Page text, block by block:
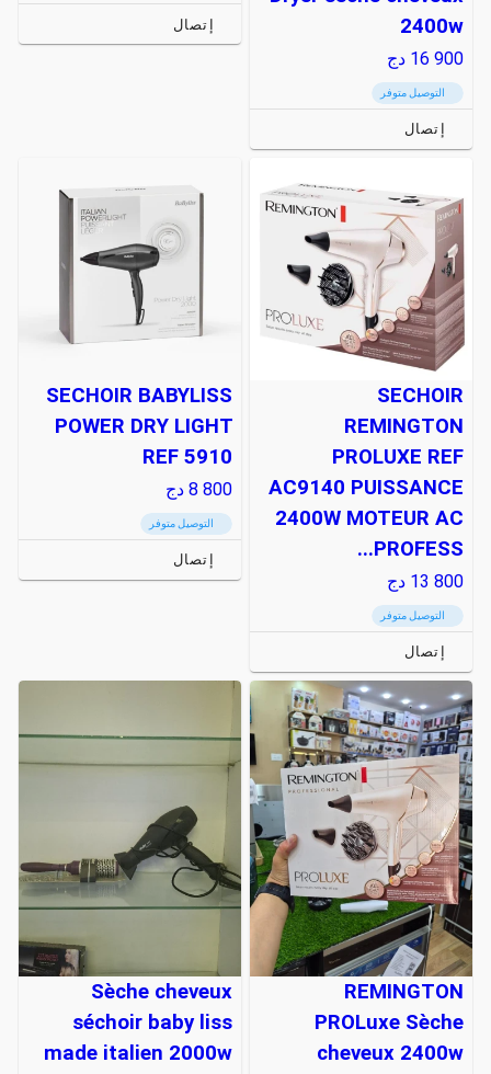
2400w
16 900 دج
التوصيل متوفر
إتصال
إتصال
SECHOIR
REMINGTON
PROLUXE REF
AC9140 PUISSANCE
2400W MOTEUR AC
PROFESS...
13 800 دج
التوصيل متوفر
إتصال
SECHOIR BABYLISS
POWER DRY LIGHT
REF 5910
8 800 دج
التوصيل متوفر
إتصال
REMINGTON
PROLuxe Sèche
cheveux 2400w
Sèche cheveux
séchoir baby liss
made italien 2000w